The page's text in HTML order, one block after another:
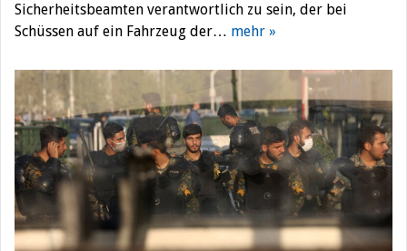
Sicherheitsbeamten verantwortlich zu sein, der bei
Schüssen auf ein Fahrzeug der… mehr »